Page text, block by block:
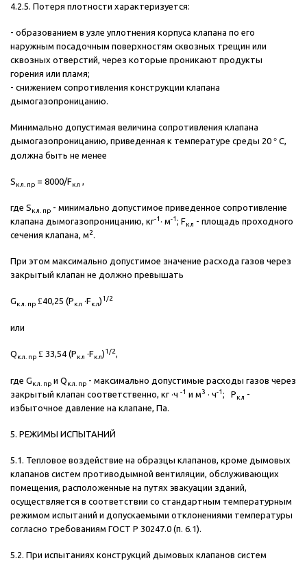
4.2.5. Потеря плотности характеризуется:
- образованием в узле уплотнения корпуса клапана по его
наружным посадочным поверхностям сквозных трещин или
сквозных отверстий, через которые проникают продукты
горения или пламя;
- снижением сопротивления конструкции клапана
дымогазопроницанию.
Минимально допустимая величина сопротивления клапана
дымогазопроницанию, приведенная к температуре среды 20 ° С,
должна быть не менее
Sкл. пр = 8000/Fкл ,
где Sкл. пр - минимально допустимое приведенное сопротивление
клапана дымогазопроницанию, кг-1· м-1; Fкл - площадь проходного
сечения клапана, м2.
При этом максимально допустимое значение расхода газов через
закрытый клапан не должно превышать
Gкл. пр £40,25 (Ркл ·Fкл)1/2
или
Qкл. пр £ 33,54 (Ркл ·Fкл)1/2,
где Gкл. пр и Qкл. пр - максимально допустимые расходы газов через
закрытый клапан соответственно, кг ·ч -1 и м3 · ч-1; Ркл -
избыточное давление на клапане, Па.
5. РЕЖИМЫ ИСПЫТАНИЙ
5.1. Тепловое воздействие на образцы клапанов, кроме дымовых
клапанов систем противодымной вентиляции, обслуживающих
помещения, расположенные на путях эвакуации зданий,
осуществляется в соответствии со стандартным температурным
режимом испытаний и допускаемыми отклонениями температуры
согласно требованиям ГОСТ Р 30247.0 (п. 6.1).
5.2. При испытаниях конструкций дымовых клапанов систем